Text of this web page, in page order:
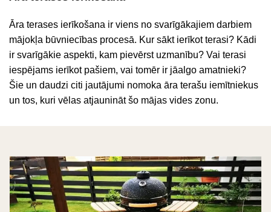
Āra terases ierīkošana ir viens no svarīgākajiem darbiem
mājokļa būvniecības procesā. Kur sākt ierīkot terasi? Kādi
ir svarīgākie aspekti, kam pievērst uzmanību? Vai terasi
iespējams ierīkot pašiem, vai tomēr ir jāalgo amatnieki?
Šie un daudzi citi jautājumi nomoka āra terašu iemītniekus
un tos, kuri vēlas atjaunināt šo mājas vides zonu.